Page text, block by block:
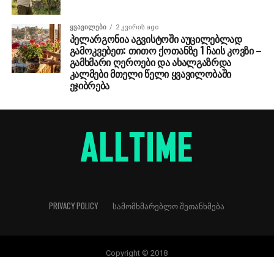
ᲧᲕᲐᲕᲘᲚᲔᲑᲘ 2 კვირის ago
პელარგონია აგვისტოში აუცილებლად
გამოკვებეთ: თითო ქოთანზე 1 ჩაის კოვზი –
გამხმარი ღეროები და ახალგაზრდა
კალმები მთელი წელი ყვავილობაში
ეჯიბრება
PRIVACY POLICY ᲡᲐᲛᲝᲛᲮᲛᲐᲠᲔᲑᲚᲝ ᲨᲔᲗᲐᲜᲮᲛᲔᲑᲐ
Copyright © 2018